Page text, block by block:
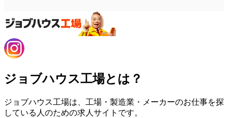
ジョブハウス工場とは？
ジョブハウス工場は、工場・製造業・メーカーのお仕事を探
している人のための求人サイトです。